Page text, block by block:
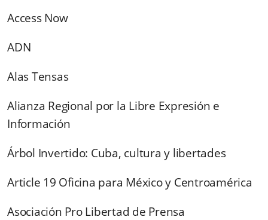
Access Now
ADN
Alas Tensas
Alianza Regional por la Libre Expresión e
Información
Árbol Invertido: Cuba, cultura y libertades
Article 19 Oficina para México y Centroamérica
Asociación Pro Libertad de Prensa